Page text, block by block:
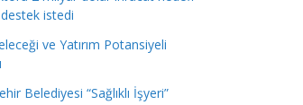
istedi
ve Yatırım Potansiyeli
Belediyesi “Sağlıklı İşyeri”